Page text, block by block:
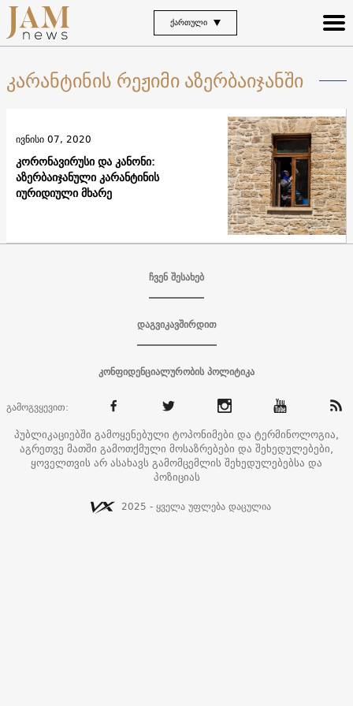
ᲥᲐᲠᲗᲣᲚᲘ
კარანტინის რეჟიმი აზერბაიჯანში
კორონავირუსი და კანონი:
აზერბაიჯანული კარანტინის
იურიდიული მხარე
ივნისი 07, 2020
ჩვენ შესახებ
დაგვიკავშირდით
კონფიდენციალურობის პოლიტიკა
გამოგვყევით:
პუბლიკაციებში გამოყენებული ტოპონიმები და ტერმინოლოგია,
აგრეთვე მათში გამოთქმული მოსაზრებები და შეხედულებები,
ყოველთვის არ ასახავს გამომცემლის შეხედულებებსა და
პოზიციას
2025 - ყველა უფლება დაცულია